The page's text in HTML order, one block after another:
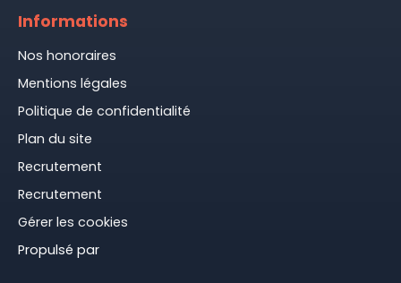
Informations
Nos honoraires
Mentions légales
Politique de confidentialité
Plan du site
Recrutement
Recrutement
Gérer les cookies
Propulsé par